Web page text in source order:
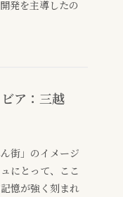
発を主導したの
ア：三越
街」のイメージ
にとって、ここ
憶が強く刻まれ